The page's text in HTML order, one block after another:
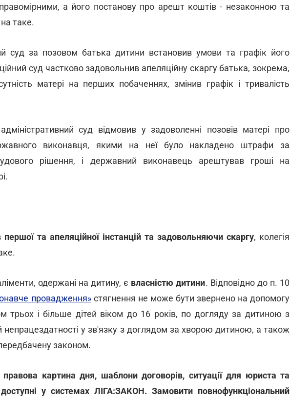
а його постанову про арешт коштів - незаконною та
таке.
суд за позовом батька дитини встановив умови та графік його
суд частково задовольнив апеляційну скаргу батька, зокрема,
матері на перших побаченнях, змінив графік і тривалість
суд відмовив у задоволенні позовів матері про
виконавця, якими на неї було накладено штрафи за
рішення, і державний виконавець арештував гроші на
та апеляційної інстанцій та задовольняючи скаргу, колегія
одержані на дитину, є власністю дитини. Відповідно до п. 10
провадження»стягнення не може бути звернено на допомогу
трьох і більше дітей віком до 16 років, по догляду за дитиною з
непрацездатності у зв'язку з доглядом за хворою дитиною, а також
законом.
правова картина дня, шаблони договорів, ситуації для юриста та
у системах ЛІГА:ЗАКОН. Замовити повнофункціональний